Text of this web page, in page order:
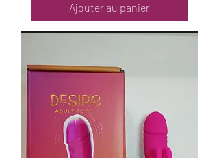
Ajouter au panier